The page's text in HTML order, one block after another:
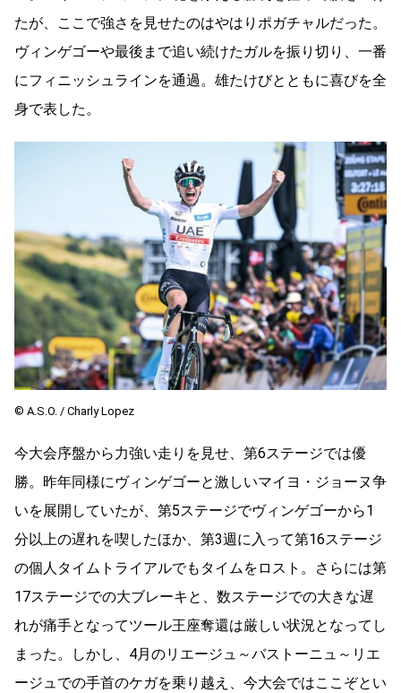
たが、ここで強さを見せたのはやはりポガチャルだった。
ヴィンゲゴーや最後まで追い続けたガルを振り切り、一番
にフィニッシュラインを通過。雄たけびとともに喜びを全
身で表した。
© A.S.O. / Charly Lopez
今大会序盤から力強い走りを見せ、第6ステージでは優
勝。昨年同様にヴィンゲゴーと激しいマイヨ・ジョーヌ争
いを展開していたが、第5ステージでヴィンゲゴーから1
分以上の遅れを喫したほか、第3週に入って第16ステージ
の個人タイムトライアルでもタイムをロスト。さらには第
17ステージでの大ブレーキと、数ステージでの大きな遅
れが痛手となってツール王座奪還は厳しい状況となってし
まった。しかし、4月のリエージュ～バストーニュ～リエ
ージュでの手首のケガを乗り越え、今大会ではここぞとい